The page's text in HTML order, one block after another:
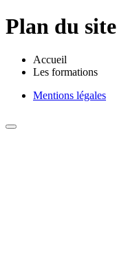
Plan du site
Accueil
Les formations
Mentions légales